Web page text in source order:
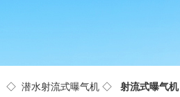
◇ 潜水射流式曝气机 ◇ 射流式曝气机